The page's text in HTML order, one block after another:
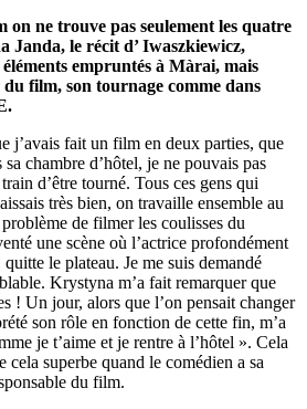
ne trouve pas seulement les quatre
Janda, le récit d’ Iwaszkiewicz,
empruntés à Màrai, mais
film, son tournage comme dans
j’avais fait un film en deux parties, que
chambre d’hôtel, je ne pouvais pas
d’être tourné. Tous ces gens qui
très bien, on travaille ensemble au
de filmer les coulisses du
une scène où l’actrice profondément
le plateau. Je me suis demandé
Krystyna m’a fait remarquer que
! Un jour, alors que l’on pensait changer
son rôle en fonction de cette fin, m’a
je t’aime et je rentre à l’hôtel ». Cela
cela superbe quand le comédien a sa
du film.